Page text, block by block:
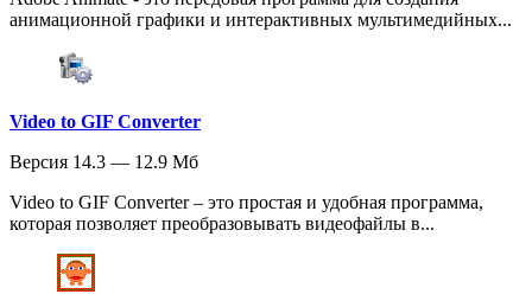
анимационной графики и интерактивных мультимедийных...
Video to GIF Converter
Версия 14.3 — 12.9 Мб
Video to GIF Converter – это простая и удобная программа,
которая позволяет преобразовывать видеофайлы в...